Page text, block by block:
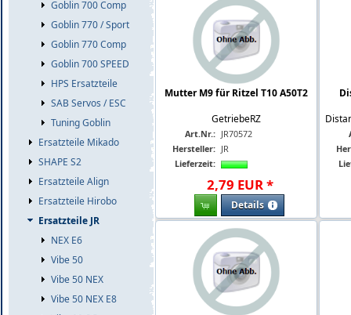
Goblin 700 Comp
Goblin 770 / Sport
Goblin 770 Comp
Goblin 700 SPEED
HPS Ersatzteile
SAB Servos / ESC
Tuning Goblin
Ersatzteile Mikado
SHAPE S2
Ersatzteile Align
Ersatzteile Hirobo
Ersatzteile JR
NEX E6
Vibe 50
Vibe 50 NEX
Vibe 50 NEX E8
Mutter M9 für Ritzel T10 A50T2
GetriebeRZ
Art.Nr.: JR70572
Hersteller: JR
Lieferzeit:
2,79 EUR*
Details